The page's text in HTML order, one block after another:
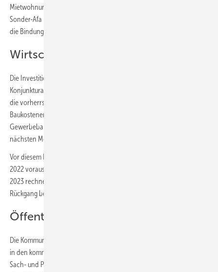
Mietwohnungsbau von 2 auf 3 5 sowie die ‚Wiedereinsetzung‘ der
Sonder-Afa im Mietwohnungsbau zum 1. Januar 2023, halten jedoch
die Bindung an das EH-40-Niveau für zu ambitioniert.“
Wirtschaftsbau
Die Investitionen im Wirtschaftsbau sind vor allem durch die
Konjunkturaussichten der deutschen Volkswirtschaft und damit durch
die vorherrschende hohe Unsicherheit geprägt. Auch die
Baukostenentwicklung wirkt bremsend auf die Nachfrage nach
Gewerbebauten. Die rückläufige Orderentwicklung lässt in den
nächsten Monaten eine rückläufige Umsatzentwicklung erwarten.
Vor diesem Hintergrund fallen die Umsätze im Wirtschaftsbau im Jahr
2022 voraussichtlich damit real um 5 % niedriger aus als in 2021. Für
2023 rechnet der ZDB im Wirtschaftsbau mit einem weiteren realen
Rückgang beim Umsatz um 6 %.
Öffentlicher Bau
Die Kommunen, der anteilsstärkste öffentliche Auftraggeber, erwarten
in den kommenden Jahren einen starken Anstieg ihrer laufenden
Sach- und Personalaufwendungen sowie Sozialausgaben, der nicht